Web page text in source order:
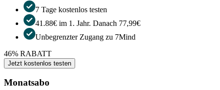
7 Tage kostenlos testen
41.88€ im 1. Jahr. Danach 77,99€
Unbegrenzter Zugang zu 7Mind
46% RABATT
Jetzt kostenlos testen
Monatsabo